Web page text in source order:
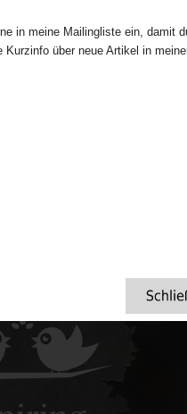
– inspiriert von
Heligan
in meine Mailingliste ein, damit
Kurzinfo über neue Artikel in